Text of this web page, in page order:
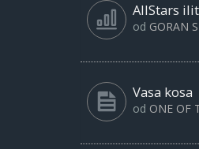
AllStars
od GORAN
Vasa kosa
od ONE OF